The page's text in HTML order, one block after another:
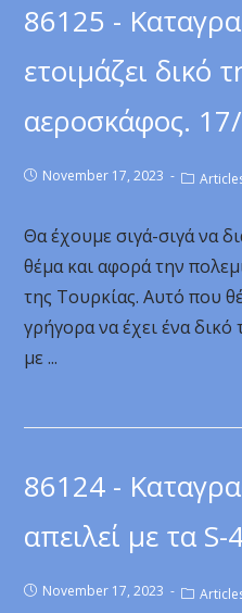
86125 -
ετοιμάζει δικό
αεροσκάφος.
November 17, 2023
Θα έχουμε σιγά-σιγά να
θέμα και αφορά την
της Τουρκίας. Αυτό που
γρήγορα να έχει ένα
με ...
86124 -
απειλεί με τα
November 17, 2023